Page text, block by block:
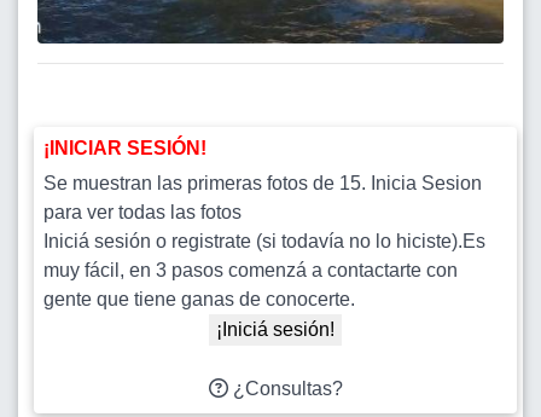
¡INICIAR SESIÓN!
Se muestran las primeras fotos de 15. Inicia Sesion
para ver todas las fotos
Iniciá sesión o registrate (si todavía no lo hiciste).Es
muy fácil, en 3 pasos comenzá a contactarte con
gente que tiene ganas de conocerte.
¡Iniciá sesión!
¿Consultas?